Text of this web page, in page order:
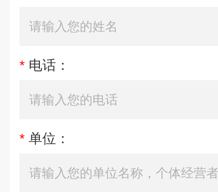
* 电话：
* 单位：